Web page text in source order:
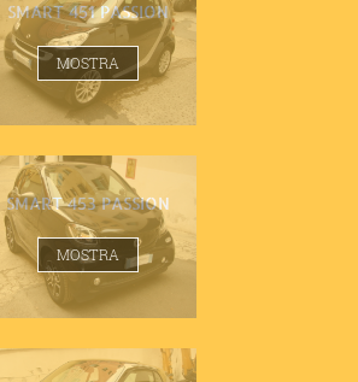
SMART 451 PASSION
MOSTRA
SMART 453 PASSION
MOSTRA